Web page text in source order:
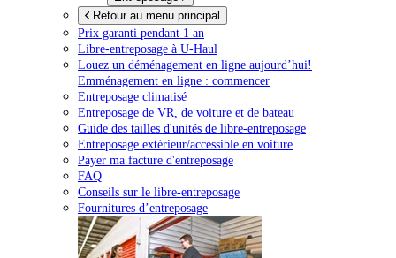
Retour au menu principal
Prix garanti pendant 1 an
Libre-entreposage à U-Haul
Louez un déménagement en ligne aujourd’hui!
Emménagement en ligne : commencer
Entreposage climatisé
Entreposage de VR, de voiture et de bateau
Guide des tailles d'unités de libre-entreposage
Entreposage extérieur/accessible en voiture
Payer ma facture d'entreposage
FAQ
Conseils sur le libre-entreposage
Fournitures d’entreposage